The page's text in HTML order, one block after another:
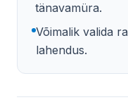
tänavamüra.
Võimalik valida
lahendus.